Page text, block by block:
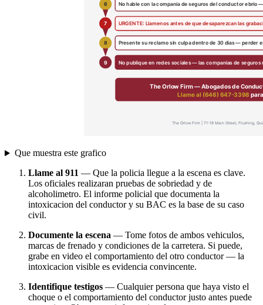
Que muestra este grafico
Llame al 911 — Que la policia llegue a la escena es clave.
Los oficiales realizaran pruebas de sobriedad y de
alcoholimetro. El informe policial que documenta la
intoxicacion del conductor y su BAC es la base de su caso
civil.
Documente la escena — Tome fotos de ambos vehiculos,
marcas de frenado y condiciones de la carretera. Si puede,
grabe en video el comportamiento del otro conductor — la
intoxicacion visible es evidencia convincente.
Identifique testigos — Cualquier persona que haya visto el
choque o el comportamiento del conductor justo antes puede